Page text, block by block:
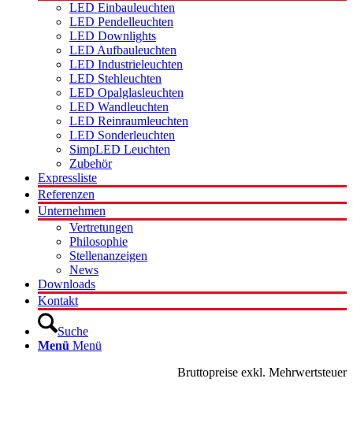
LED Einbauleuchten
LED Pendelleuchten
LED Downlights
LED Aufbauleuchten
LED Industrieleuchten
LED Stehleuchten
LED Opalglasleuchten
LED Wandleuchten
LED Reinraumleuchten
LED Sonderleuchten
SimpLED Leuchten
Zubehör
Expressliste
Referenzen
Unternehmen
Vertretungen
Philosophie
Stellenanzeigen
News
Downloads
Kontakt
Suche
Menü Menü
Bruttopreise exkl. Mehrwertsteuer